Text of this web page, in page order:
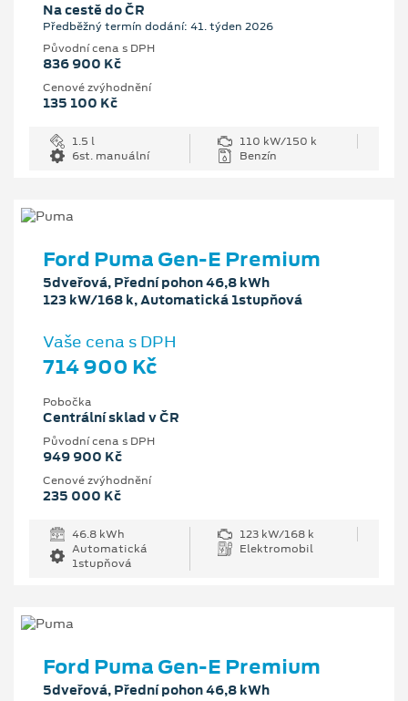
Na cestě do ČR
Předběžný termín dodání: 41. týden 2026
Původní cena s DPH
836 900 Kč
Cenové zvýhodnění
135 100 Kč
1.5 l
110 kW/150 k
6st. manuální
Benzín
Ford Puma Gen-E Premium
5dveřová, Přední pohon 46,8 kWh
123 kW/168 k, Automatická 1stupňová
Vaše cena s DPH
714 900 Kč
Pobočka
Centrální sklad v ČR
Původní cena s DPH
949 900 Kč
Cenové zvýhodnění
235 000 Kč
46.8 kWh
123 kW/168 k
Automatická
1stupňová
Elektromobil
Ford Puma Gen-E Premium
5dveřová, Přední pohon 46,8 kWh